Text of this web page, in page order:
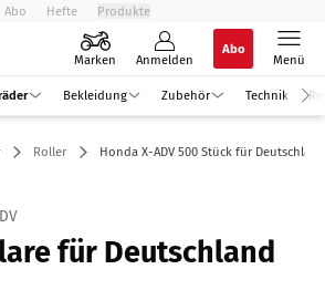
Abo Hefte Produkte
Marken Anmelden
Abo
Menü
Bekleidung Zubehör Technik
Roller Honda X-ADV 500 Stück für Deutschland
für Deutschland